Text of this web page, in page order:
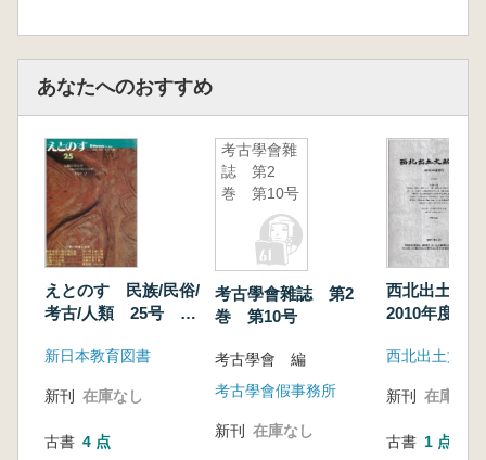
あなたへのおすすめ
えとのす 民族/民俗/
考古/人類 25号 吉
界の成立と衰退
新日本教育図書
新刊 在庫なし
古書 4 点
考古學會雜
誌 第2
巻 第10号
考古學會雜誌 第2
巻 第10号
考古學會 編
考古學會假事務所
新刊 在庫なし
西北出土文
2010年度特刊
西北出土文献
新刊 在庫なし
古書 1 点